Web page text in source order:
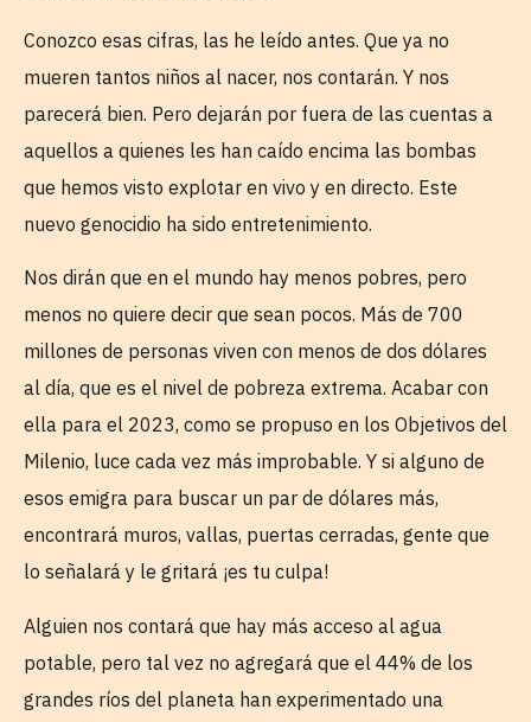
Conozco esas cifras, las he leído antes. Que ya no
mueren tantos niños al nacer, nos contarán. Y nos
parecerá bien. Pero dejarán por fuera de las cuentas a
aquellos a quienes les han caído encima las bombas
que hemos visto explotar en vivo y en directo. Este
nuevo genocidio ha sido entretenimiento.
Nos dirán que en el mundo hay menos pobres, pero
menos no quiere decir que sean pocos. Más de 700
millones de personas viven con menos de dos dólares
al día, que es el nivel de pobreza extrema. Acabar con
ella para el 2023, como se propuso en los Objetivos del
Milenio, luce cada vez más improbable. Y si alguno de
esos emigra para buscar un par de dólares más,
encontrará muros, vallas, puertas cerradas, gente que
lo señalará y le gritará ¡es tu culpa!
Alguien nos contará que hay más acceso al agua
potable, pero tal vez no agregará que el 44% de los
grandes ríos del planeta han experimentado una